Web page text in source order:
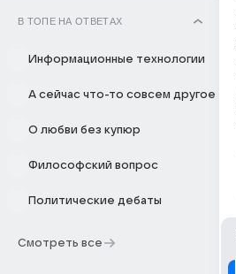
В ТОПЕ НА ОТВЕТАХ
Информационные технологии
А сейчас что-то совсем другое
О любви без купюр
Философский вопрос
Политические дебаты
Смотреть все